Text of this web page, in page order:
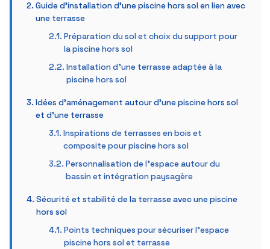
Guide d’installation d’une piscine hors sol en lien avec
une terrasse
Préparation du sol et choix du support pour
la piscine hors sol
Installation d’une terrasse adaptée à la
piscine hors sol
Idées d’aménagement autour d’une piscine hors sol
et d’une terrasse
Inspirations de terrasses en bois et
composite pour piscine hors sol
Personnalisation de l’espace autour du
bassin et intégration paysagère
Sécurité et stabilité de la terrasse avec une piscine
hors sol
Points techniques pour sécuriser l’espace
piscine hors sol et terrasse